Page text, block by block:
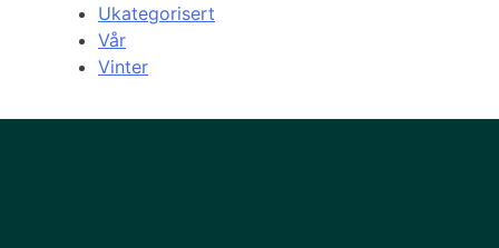
Ukategorisert
Vår
Vinter